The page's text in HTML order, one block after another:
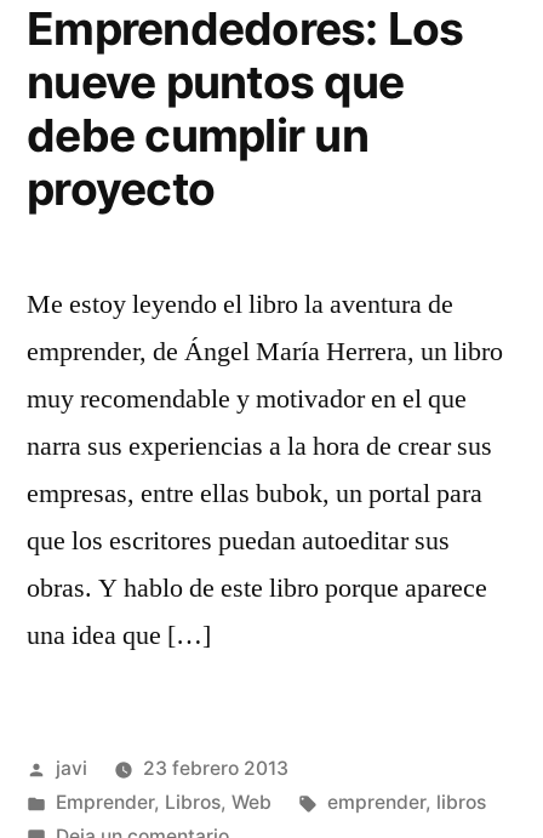
Amstrad
Emprendedores: Los
nueve puntos que
debe cumplir un
proyecto
Me estoy leyendo el libro la aventura de
emprender, de Ángel María Herrera, un libro
muy recomendable y motivador en el que
narra sus experiencias a la hora de crear sus
empresas, entre ellas bubok, un portal para
que los escritores puedan autoeditar sus
obras. Y hablo de este libro porque aparece
una idea que […]
Publicado
por
javi
23 febrero 2013
Publicado
Emprender, Libros, Web Etiquetas:
emprender, libros